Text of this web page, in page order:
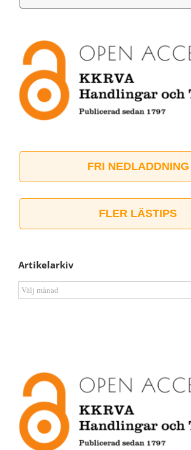
FRI NEDLADDNING
FLER LÄSTIPS
Artikelarkiv
Artikelarkiv